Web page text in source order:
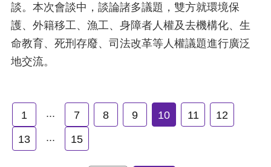
談。本次會談中，談論諸多議題，雙方就環境保
護、外籍移工、漁工、身障者人權及去機構化、生
命教育、死刑存廢、司法改革等人權議題進行廣泛
地交流。
1 ... 7 8 9 10 11
12
13
... 15